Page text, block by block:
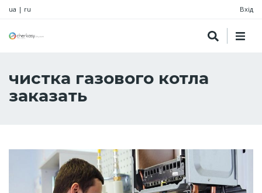
ua | ru Вхід
чистка газового котла
заказать